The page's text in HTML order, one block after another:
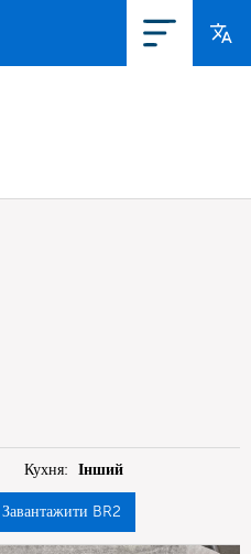
Кухня: Інший
Завантажити BR2